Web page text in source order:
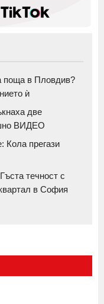
поща в Пловдив?
ѝ
две
ВИДЕО
Кола прегази
течност с
в София